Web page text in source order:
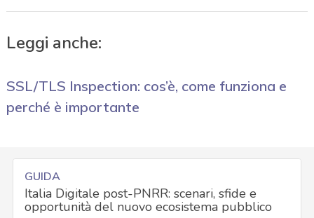
Leggi anche:
SSL/TLS Inspection: cos’è, come funziona e
perché è importante
GUIDA
Italia Digitale post-PNRR: scenari, sfide e
opportunità del nuovo ecosistema pubblico